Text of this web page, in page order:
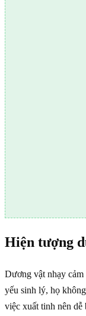
Hiện tượng
Dương vật nhạy
yếu sinh lý, họ
việc xuất tinh nên